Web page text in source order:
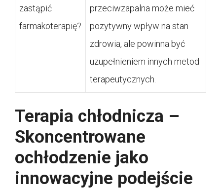
zastąpić
farmakoterapię?
przeciwzapalna może mieć
pozytywny wpływ na stan
zdrowia, ale powinna być
uzupełnieniem innych metod
terapeutycznych.
Terapia chłodnicza –
Skoncentrowane
ochłodzenie jako
innowacyjne podejście